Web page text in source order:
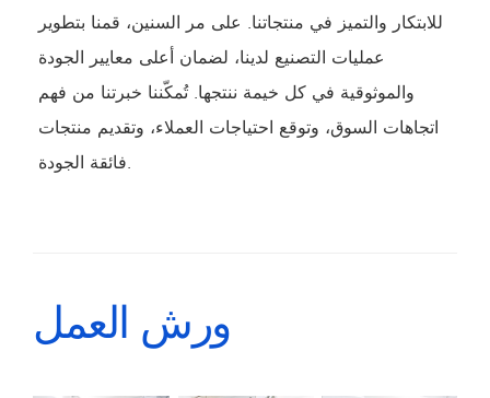
للابتكار والتميز في منتجاتنا. على مر السنين، قمنا بتطوير
عمليات التصنيع لدينا، لضمان أعلى معايير الجودة
والموثوقية في كل خيمة ننتجها. تُمكّننا خبرتنا من فهم
اتجاهات السوق، وتوقع احتياجات العملاء، وتقديم منتجات
فائقة الجودة.
ورش العمل